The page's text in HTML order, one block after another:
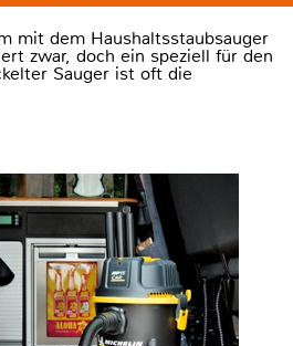
mit dem Haushaltsstaubsauger
zwar, doch ein speziell für den
Sauger ist oft die